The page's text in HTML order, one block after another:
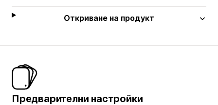
Откриване на продукт
Предварителни настройки